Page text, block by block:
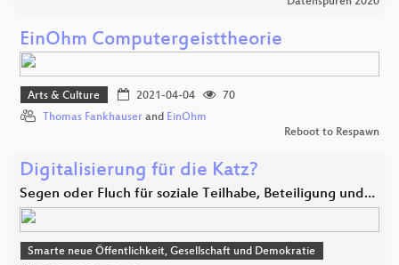
EinOhm Computergeisttheorie
Arts & Culture 2021-04-04
70
Thomas Fankhauser and EinOhm
Reboot to Respawn
Digitalisierung für die Katz?
Segen oder Fluch für soziale Teilhabe, Beteiligung und…
Smarte neue Öffentlichkeit, Gesellschaft und Demokratie